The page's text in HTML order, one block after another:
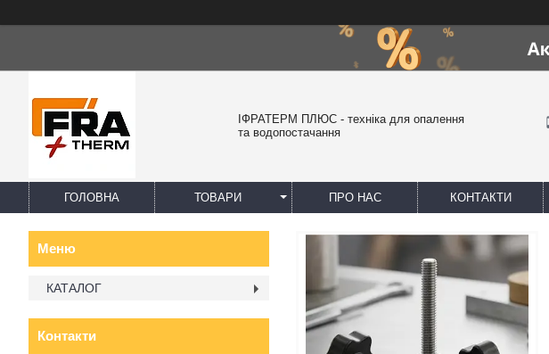
ІФРАТЕРМ ПЛЮС - техніка для опалення
та водопостачання
ГОЛОВНА ТОВАРИ ПРО НАС КОНТАКТИ
КАТАЛОГ
Контакти